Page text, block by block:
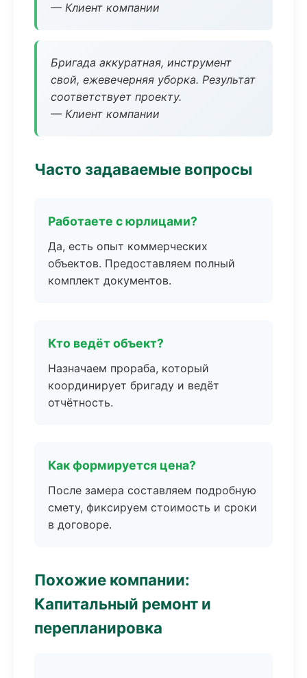
— Клиент компании
Бригада аккуратная, инструмент
свой, ежевечерняя уборка. Результат
соответствует проекту.
— Клиент компании
Часто задаваемые вопросы
Работаете с юрлицами?
Да, есть опыт коммерческих
объектов. Предоставляем полный
комплект документов.
Кто ведёт объект?
Назначаем прораба, который
координирует бригаду и ведёт
отчётность.
Как формируется цена?
После замера составляем подробную
смету, фиксируем стоимость и сроки
в договоре.
Похожие компании:
Капитальный ремонт и
перепланировка